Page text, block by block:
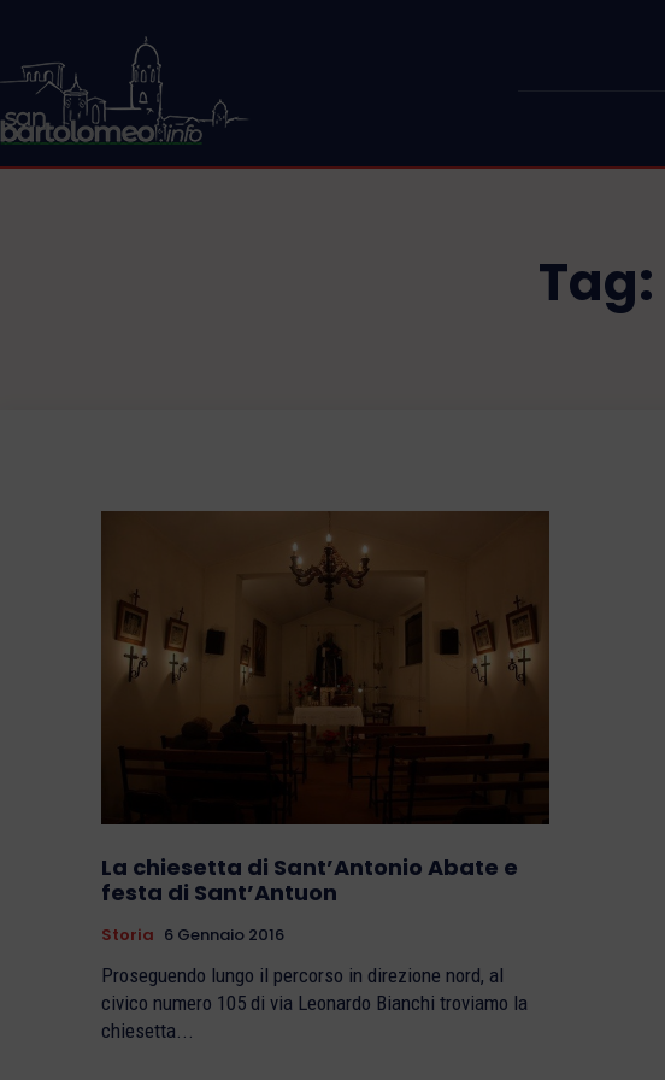
Tag:
La chiesetta di Sant’Antonio Abate e
festa di Sant’Antuon
Storia 6 Gennaio 2016
Proseguendo lungo il percorso in direzione nord, al
civico numero 105 di via Leonardo Bianchi troviamo la
chiesetta...